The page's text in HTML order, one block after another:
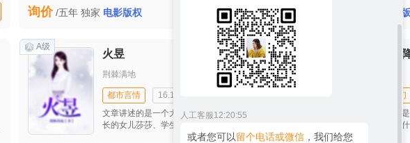
盛世战争就等于已上网了，而且玩盛世战争
不需要计算机和网络线路，只需要盛世战争
专用的接收器戴在头上便已可使用(形状大约
像加上接收天线的眼镜)，所以此游戏大受欢
迎。
询价 /五年 独家 电影版权 购买
了修炼之
一路历经
与杀死师
肉身为代
有声
A级
火昱
荆棘满地
都市言情
16.14万字
文章讲述的是一个大漫画家风清、出版社社
长的女儿莎莎、学生会会长欲倾和另外一位
女生子寒之间的感情纠缠。而这种感情却是
神魔双
东方玄幻
两人本来
道发生了
12:20:55
发书单。